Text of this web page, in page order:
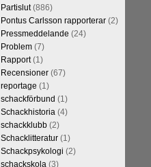
Partislut(886)
Pontus Carlsson rapporterar(2)
Pressmeddelande (24)
Problem(7)
Rapport(1)
Recensioner(67)
reportage (1)
schackförbund (1)
Schackhistoria(4)
schackklubb(2)
Schacklitteratur(1)
Schackpsykologi (2)
schackskola(3)